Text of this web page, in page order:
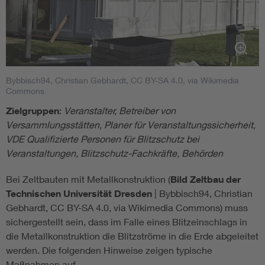
Gesamtbetrachtung sinkt somit die Effektivität eines
Blitzschutzsystems der Blitzschutzklasse III im Vergleich
mit dem einer Blitzschutzklasse I um 8% × 30% = 2,4%.
Diese Zuordnung der Blitzschutzklasse III findet sich
mehr als tausend Besuchern.
Literatur, Links, Normen
[1] DIN EN 62305-1 (VDE 0185-305-1):2011
Teil 1: Allgemeine Grundsätze
[2] Gesamtverband der Versicherungswirtschaft (GDV):
Richtlinie VdS 2010 "Risikoorientierter Blitz- und
Überspannungsschutz", 2021-02,
https://shop.vds.de/download/vds-2010
[3] Kern, A., Schelthoff, C.; Mathieu, M.: Die dynamische
Blitzkugel. Das Elektrohandwerk (de), 13-14/2010, S. 24 –
[2] VDE e.V.: VDE Blitzdaten Service,
www.vde.com/blitzdaten
[3] OVE/ALDIS: Blitzdichte abfragen:
https://www.aldis.at/blitzschutz/blitzdichte-fuer-
risikobewertung-nach-ove/oenorm-en62305-2/abfrage/
Alle Links abgerufen 31.03.2025
Bybbisch94, Christian Gebhardt, CC BY-SA 4.0, via Wikimedia
Commons
Zielgruppen: Veranstalter, Betreiber von
Versammlungsstätten, Planer für Veranstaltungssicherheit,
VDE Qualifizierte Personen für Blitzschutz bei
Veranstaltungen, Blitzschutz-Fachkräfte, Behörden
Bei Zeltbauten mit Metallkonstruktion (Bild Zeltbau der
Technischen Universität Dresden | Bybbisch94, Christian
Gebhardt, CC BY-SA 4.0, via Wikimedia Commons) muss
sichergestellt sein, dass im Falle eines Blitzeinschlags in
die Metallkonstruktion die Blitzströme in die Erde abgeleitet
werden. Die folgenden Hinweise zeigen typische